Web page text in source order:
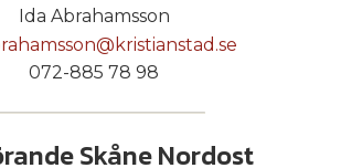
Ida Abrahamsson
072-885 78 98
Skåne Nordost